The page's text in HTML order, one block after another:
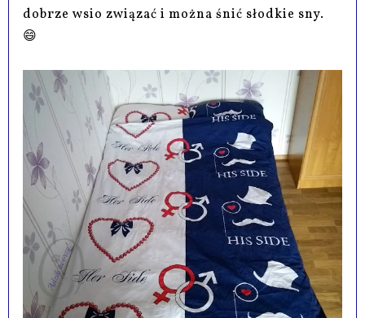
dobrze wsio związać i można śnić słodkie sny.
😄